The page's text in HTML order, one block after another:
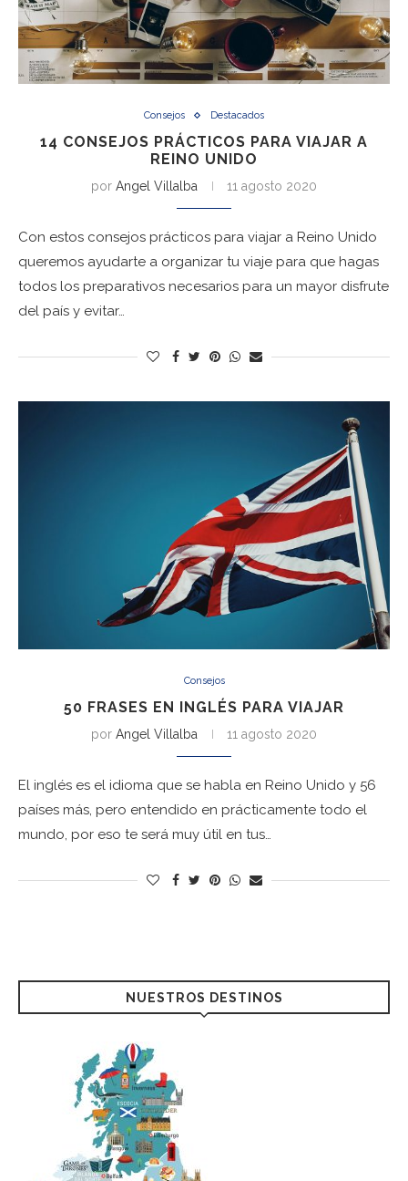
Consejos Destacados
14 CONSEJOS PRÁCTICOS PARA VIAJAR A
REINO UNIDO
por Angel Villalba 11 agosto 2020
Con estos consejos prácticos para viajar a Reino Unido
queremos ayudarte a organizar tu viaje para que hagas
todos los preparativos necesarios para un mayor disfrute
del país y evitar…
Consejos
50 FRASES EN INGLÉS PARA VIAJAR
por Angel Villalba 11 agosto 2020
El inglés es el idioma que se habla en Reino Unido y 56
países más, pero entendido en prácticamente todo el
mundo, por eso te será muy útil en tus…
NUESTROS DESTINOS